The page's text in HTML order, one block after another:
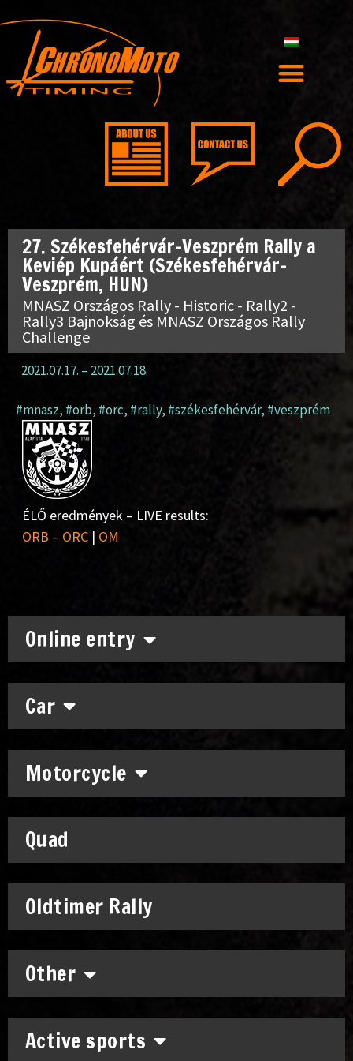
Online entry
Car
Motorcycle
Quad
Oldtimer Rally
Other
Active sports
27. Székesfehérvár-Veszprém Rally a
Keviép Kupáért (Székesfehérvár-
Veszprém, HUN)
MNASZ Országos Rally - Historic - Rally2 -
Rally3 Bajnokság és MNASZ Országos Rally
Challenge
2021.07.17. – 2021.07.18.
#mnasz, #orb, #orc, #rally, #székesfehérvár,#veszprém
ÉLŐ eredmények – LIVE results:
ORB – ORC | OM